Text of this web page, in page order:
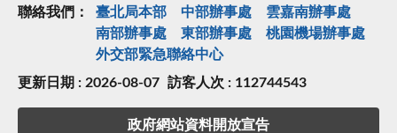
聯絡我們： 臺北局本部 中部辦事處
雲嘉南辦事處
南部辦事處
東部辦事處
桃園機場辦事處
外交部緊急聯絡中⼼
更新日期 : 2026-08-07 訪客人次 : 112744543
政府網站資料開放宣告